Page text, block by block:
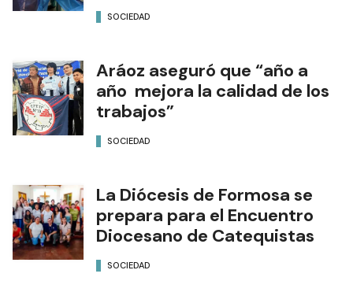
SOCIEDAD
Aráoz aseguró que “año a
año mejora la calidad de los
trabajos”
SOCIEDAD
La Diócesis de Formosa se
prepara para el Encuentro
Diocesano de Catequistas
SOCIEDAD